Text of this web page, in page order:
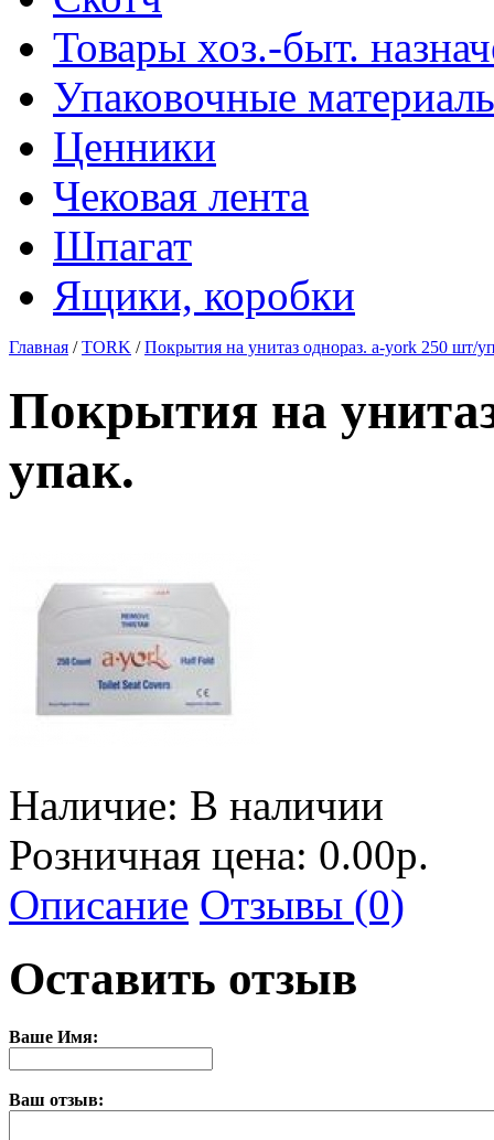
Товары хоз.-быт.
Упаковочные
Ценники
Чековая лента
Шпагат
Ящики, коробки
Главная /TORK /Покрытия на унитаз однораз. a-york 250 шт/
Покрытия на
упак.
Наличие: В наличии
Розничная цена: 0.00р.
Описание Отзывы (0)
Оставить отзыв
Ваше Имя:
Ваш отзыв: